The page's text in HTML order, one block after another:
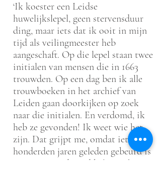
‘Ik koester een Leidse
huwelijkslepel, geen stervensduur
ding, maar iets dat ik ooit in mijn
tijd als veilingmeester heb
aangeschaft. Op die lepel staan twee
initialen van mensen die in 1663
trouwden. Op een dag ben ik alle
trouwboeken in het archief van
Leiden gaan doorkijken op zoek
naar die initialen. En verdomd, ik
heb ze gevonden! Ik weet wie het
zijn. Dat grijpt me, omdat iets wat
honderden jaren geleden gebeurd is
en mensen indertijd belangrijke